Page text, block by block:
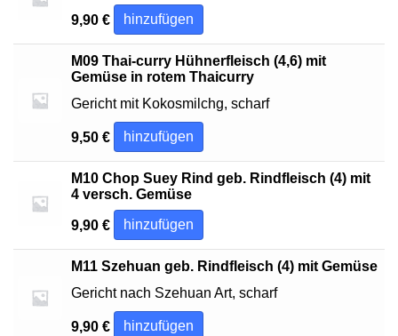
9,90 € hinzufügen
M09 Thai-curry Hühnerfleisch (4,6) mit
Gemüse in rotem Thaicurry
Gericht mit Kokosmilchg, scharf
9,50 € hinzufügen
M10 Chop Suey Rind geb. Rindfleisch (4) mit
4 versch. Gemüse
9,90 € hinzufügen
M11 Szehuan geb. Rindfleisch (4) mit Gemüse
Gericht nach Szehuan Art, scharf
9,90 € hinzufügen